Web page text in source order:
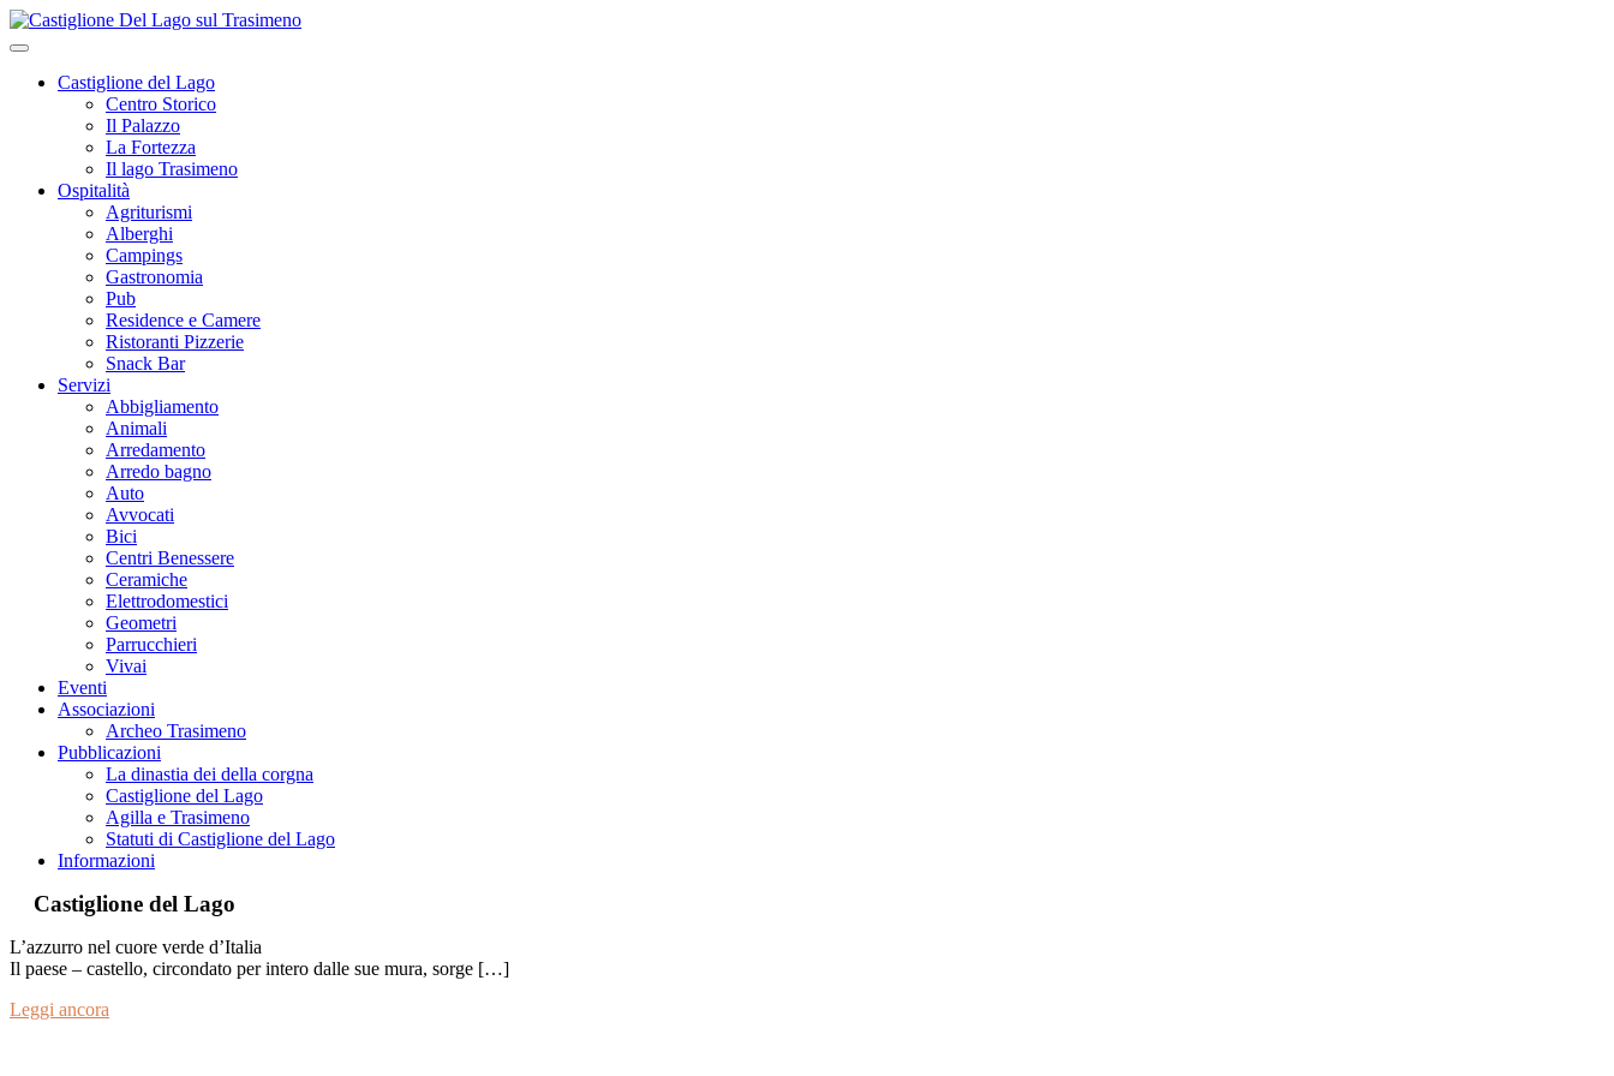
Castiglione del Lago
Centro Storico
Il Palazzo
La Fortezza
Il lago Trasimeno
Ospitalità
Agriturismi
Alberghi
Campings
Gastronomia
Pub
Residence e Camere
Ristoranti Pizzerie
Snack Bar
Servizi
Abbigliamento
Animali
Arredamento
Arredo bagno
Auto
Avvocati
Bici
Centri Benessere
Ceramiche
Elettrodomestici
Geometri
Parrucchieri
Vivai
Eventi
Associazioni
Archeo Trasimeno
Pubblicazioni
La dinastia dei della corgna
Castiglione del Lago
Agilla e Trasimeno
Statuti di Castiglione del Lago
Informazioni
Castiglione del Lago
L’azzurro nel cuore verde d’Italia
Il paese – castello, circondato per intero dalle sue mura, sorge […]
Leggi ancora